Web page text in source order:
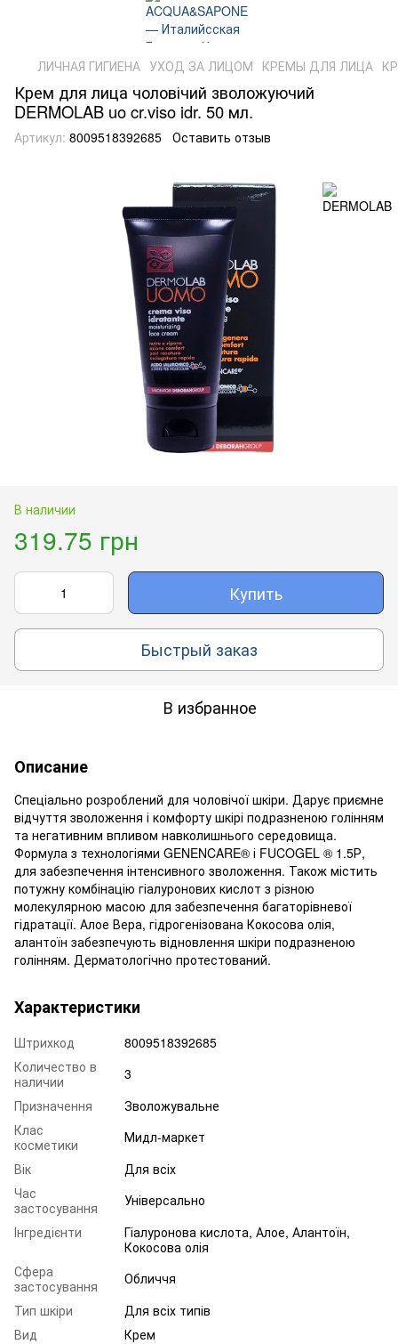
ЛИЧНАЯ ГИГИЕНА УХОД ЗА ЛИЦОМ КРЕМЫ ДЛЯ ЛИЦА
Крем для лица чоловічий зволожуючий
DERMOLAB uo cr.viso idr. 50 мл.
Артикул: 8009518392685 Оставить отзыв
В наличии
319.75 грн
Купить
Быстрый заказ
В избранное
Описание
Спеціально розроблений для чоловічої шкіри. Дарує приємне
відчуття зволоження і комфорту шкірі подразненою голінням
та негативним впливом навколишнього середовища.
Формула з технологіями GENENCARE® і FUCOGEL ® 1.5Р,
для забезпечення інтенсивного зволоження. Також містить
потужну комбінацію гіалуронових кислот з різною
молекулярною масою для забезпечення багаторівневої
гідратації. Алое Вера, гідрогенізована Кокосова олія,
алантоїн забезпечують відновлення шкіри подразненою
голінням. Дерматологічно протестований.
Характеристики
Штрихкод
8009518392685
Количество в
наличии
3
Призначення
Зволожувальне
Клас
косметики
Мидл-маркет
Вік
Для всіх
Час
застосування
Універсально
Інгредієнти
Гіалуронова кислота, Алое, Алантоїн,
Кокосова олія
Сфера
застосування
Обличчя
Тип шкіри
Для всіх типів
Вид
Крем